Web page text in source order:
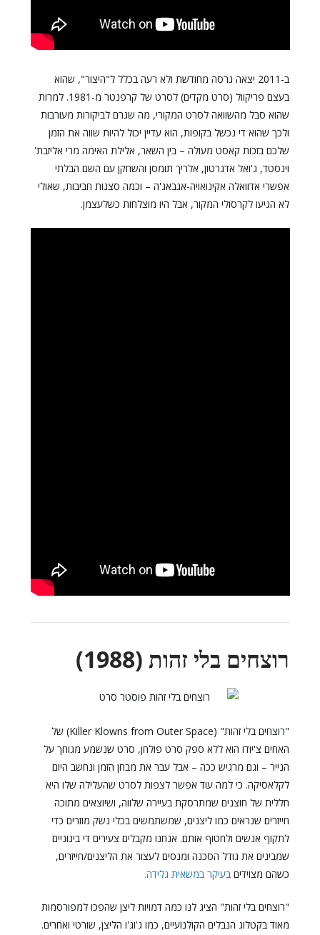
ב-2011 יצאה גרסה מחודשת ולא רעה בכלל ל"היצור", שהוא
בעצם פריקוול (סרט מקדים) לסרט של קרפנטר מ-1981. למרות
שהוא סבל מהשוואה לסרט המקורי, מה שגרם לביקורות מעורבות
ולכך שהוא די נכשל בקופות, הוא עדיין יכול להיות שווה את הזמן
שלכם בזכות קאסט מעולה – בין השאר, אלילת האימה מרי אליזבת'
וינסטד, ג'ואל אדגרטון, אלריך תומסן והשחקן עם השם הבלתי
אפשרי אדוואלה אקינואויה-אגבאג'ה – וכמה סצנות חביבות, שאולי
לא הגיעו לקרסולי המקור, אבל היו מוצלחות כשלעצמן.
רוצחים בלי זהות (1988)
"רוצחים בלי זהות" (Killer Klowns from Outer Space) של
האחים צ'יודו הוא ללא ספק סרט פולחן, סרט שנשמע מגוחך על
הנייר – וגם מרגיש ככה – אבל עבר את מבחן הזמן ונחשב היום
לקלאסיקה. כי למה עוד אפשר לצפות לסרט שהעלילה שלו היא
חללית של חוצנים שמתרסקת בעיירה שלווה, ושיוצאים מתוכה
חייזרים שנראים כמו ליצנים, שמשתמשים בכלי נשק מוזרים כדי
לתקוף אנשים ולחטוף אותם. אנחנו מקבלים צעירים די בינוניים
שמבינים את גודל הסכנה ומנסים לעצור את הליצנים/חייזרים,
כשהם מצוידים בעיקר במשאית גלידה.
"רוצחים בלי זהות" הציג לנו כמה דמויות ליצן שהפכו למפורסמות
מאוד בקטלוג הנבלים הקולנועיים, כמו ג'וג'ו הליצן, שורטי ואחרים.